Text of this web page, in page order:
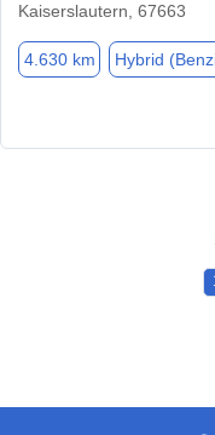
Kaiserslautern, 67663
4.630 km Hybrid